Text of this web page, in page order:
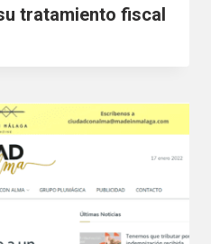
tratamiento fiscal